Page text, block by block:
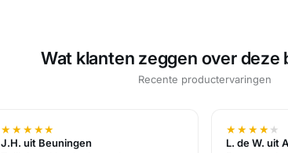
Wat klanten zeggen over deze
Recente productervaringen
★★★★★
J.H. uit Beuningen
★★★★★
L. de W. uit